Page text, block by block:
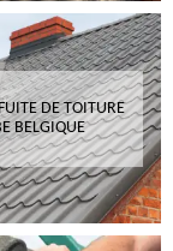
DE TOITURE
BELGIQUE